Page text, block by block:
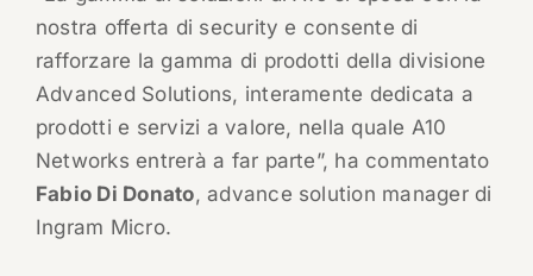
nostra offerta di security e consente di
rafforzare la gamma di prodotti della divisione
Advanced Solutions, interamente dedicata a
prodotti e servizi a valore, nella quale A10
Networks entrerà a far parte”, ha commentato
Fabio Di Donato, advance solution manager di
Ingram Micro.